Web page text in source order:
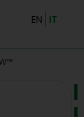
EN IT
I